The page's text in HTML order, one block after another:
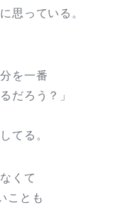
思っている。
を一番
だろう？」
てる。
くて
ことも